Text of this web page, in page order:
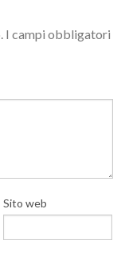
I campi obbligatori
Sito web